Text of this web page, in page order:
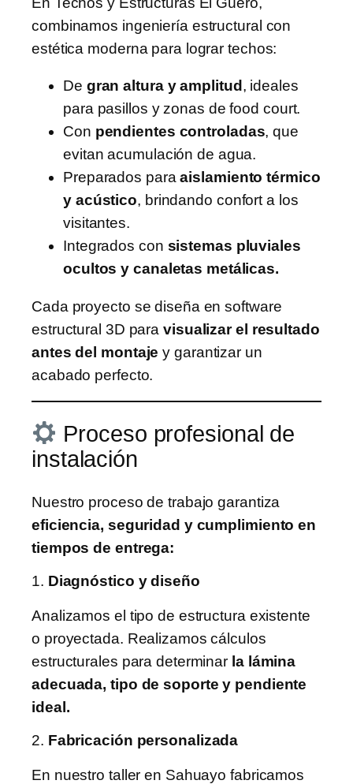
combinamos ingeniería estructural con
estética moderna para lograr techos:
De gran altura y amplitud , ideales
para pasillos y zonas de food court.
Con pendientes controladas, que
evitan acumulación de agua.
Preparados paraaislamiento térmico
y acústico, brindando confort a los
visitantes.
Integrados con sistemas pluviales
ocultos y canaletas metálicas.
Cada proyecto se diseña en software
estructural 3D para visualizar el resultado
antes del montaje y garantizar un
acabado perfecto.
Proceso profesional de
instalación
Nuestro proceso de trabajo garantiza
eficiencia, seguridad y cumplimiento en
tiempos de entrega:
1. Diagnóstico y diseño
Analizamos el tipo de estructura existente
o proyectada. Realizamos cálculos
estructurales para determinar la lámina
adecuada, tipo de soporte y pendiente
ideal.
2. Fabricación personalizada
En nuestro taller en Sahuayo fabricamos